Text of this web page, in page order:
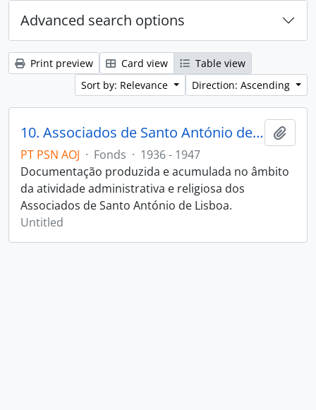
Advanced search options
Print preview Card view
Table view
Sort by: Relevance
Direction: Ascending
10. Associados de Santo António de Lisboa
PT PSN AOJ · Fonds · 1936 - 1947
Documentação produzida e acumulada no âmbito
da atividade administrativa e religiosa dos
Associados de Santo António de Lisboa.
Untitled